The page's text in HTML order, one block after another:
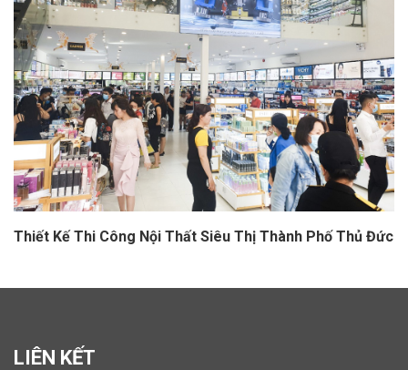
Thiết Kế Thi Công Nội Thất Siêu Thị Thành Phố Thủ Đức
LIÊN KẾT